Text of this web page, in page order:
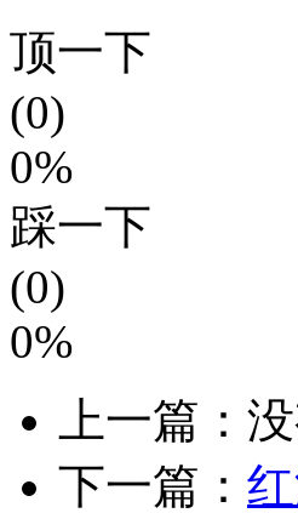
顶一下
(0)
0%
踩一下
(0)
0%
上一篇：
下一篇：